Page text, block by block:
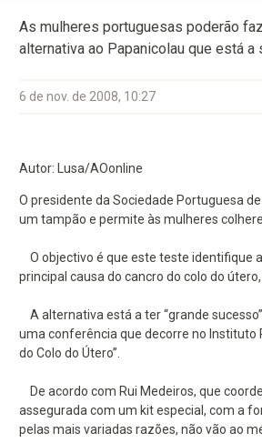
As mulheres portuguesas poderão
alternativa ao Papanicolau que está
6 de nov. de 2008, 10:27
Autor: Lusa/AOonline
O presidente da Sociedade Portuguesa
um tampão e permite às mulheres
O objectivo é que este teste identifique
principal causa do cancro do colo do
A alternativa está a ter “grande
uma conferência que decorre no Instituto
do Colo do Útero”.
De acordo com Rui Medeiros, que
assegurada com um kit especial, com a
pelas mais variadas razões, não vão ao